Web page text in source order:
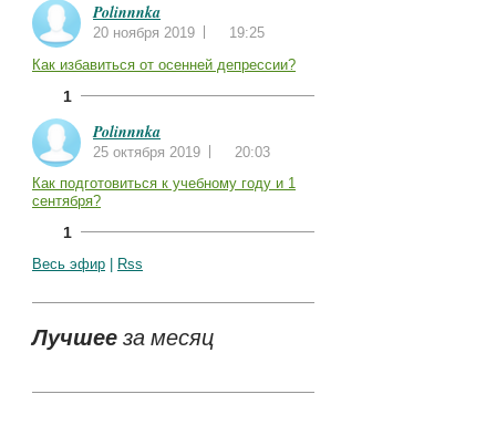
Polinnnka
20 ноября 2019
19:25
Как избавиться от осенней депрессии?
1
Polinnnka
25 октября 2019
20:03
Как подготовиться к учебному году и 1
сентября?
1
Весь эфир Rss
Лучшееза месяц